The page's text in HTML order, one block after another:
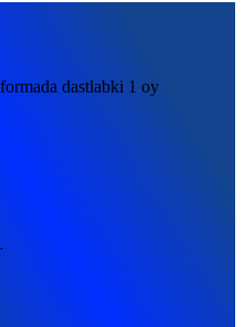
dastlabki 1 oy